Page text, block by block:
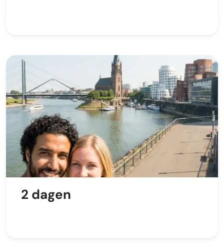
2 dagen